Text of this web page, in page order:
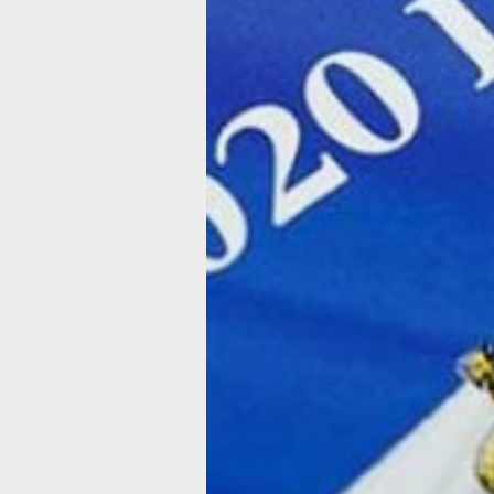
голосования с обязательным
Так, на входах в участке планируется
организовать термометрию граждан
возможность дезинфекции рук. Все
участники процесса – избирателям,
наблюдателям и членам комиссии
предоставлены средства
защиты и одноразовые ручки.
голосование
Для тех, кто не сможет покинуть дом
назначенные для голосования дни,
организован процесс голосования на
При этом, это будет максимально
никто из посетителей в дом заходить
провести голосования по почте,
опыт других стран. По словам Эллы
Памфиловой, такой метод
других странах зачастую
скандалами, поэтому на
голосовании он использован не
Напомним, что в своем послании